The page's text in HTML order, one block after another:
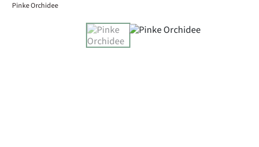
Pinke Orchidee
Product Images